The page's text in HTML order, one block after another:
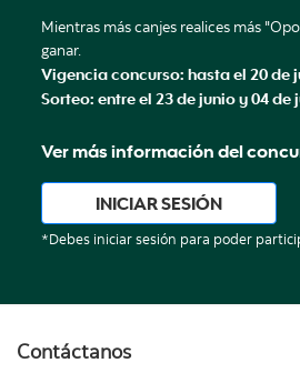
Mientras más canjes realices más
ganar.
Vigencia concurso: hasta el 20 de
Sorteo: entre el 23 de junio y 04 de
Ver más información del
INICIAR SESIÓN
*Debes iniciar sesión para poder
Contáctanos